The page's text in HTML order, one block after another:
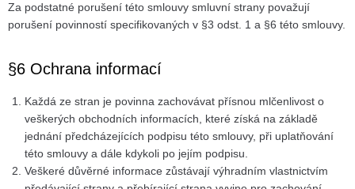
Za podstatné porušení této smlouvy smluvní strany považují
porušení povinností specifikovaných v §3 odst. 1 a §6 této smlouvy.
§6 Ochrana informací
Každá ze stran je povinna zachovávat přísnou mlčenlivost o
veškerých obchodních informacích, které získá na základě
jednání předcházejících podpisu této smlouvy, při uplatňování
této smlouvy a dále kdykoli po jejím podpisu.
Veškeré důvěrné informace zůstávají výhradním vlastnictvím